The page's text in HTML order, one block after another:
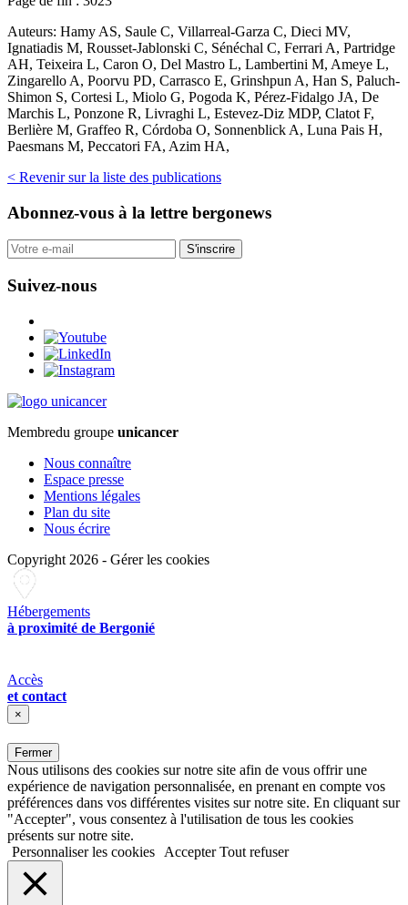
Auteurs: Hamy AS, Saule C, Villarreal-Garza C, Dieci MV,
Ignatiadis M, Rousset-Jablonski C, Sénéchal C, Ferrari A, Partridge
AH, Teixeira L, Caron O, Del Mastro L, Lambertini M, Ameye L,
Zingarello A, Poorvu PD, Carrasco E, Grinshpun A, Han S, Paluch-
Shimon S, Cortesi L, Miolo G, Pogoda K, Pérez-Fidalgo JA, De
Marchis L, Ponzone R, Livraghi L, Estevez-Diz MDP, Clatot F,
Berlière M, Graffeo R, Córdoba O, Sonnenblick A, Luna Pais H,
Paesmans M, Peccatori FA, Azim HA,
< Revenir sur la liste des publications
Abonnez-vous à la lettre bergonews
S'inscrire
Suivez-nous
Membredu groupe unicancer
Nous connaître
Espace presse
Mentions légales
Plan du site
Nous écrire
Copyright 2026 - Gérer les cookies
Hébergements
à proximité de Bergonié
Accès
et contact
×
Fermer
Nous utilisons des cookies sur notre site afin de vous offrir une
expérience de navigation personnalisée, en prenant en compte vos
préférences dans vos différentes visites sur notre site. En cliquant sur
"Accepter", vous consentez à l'utilisation de tous les cookies
présents sur notre site.
Personnaliser les cookies
Accepter Tout refuser